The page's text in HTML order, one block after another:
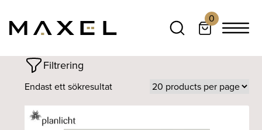
0
Filtrering
Endast ett sökresultat